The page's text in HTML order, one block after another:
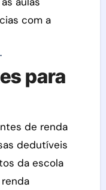
com a
para
de renda
dedutíveis
da escola